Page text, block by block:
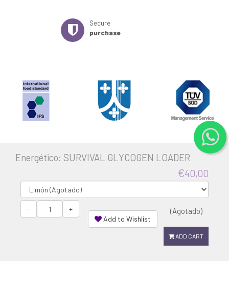
Energético: SURVIVAL GLYCOGEN LOADER
€40,00
- + (Agotado)
ADD CART
Add to Wishlist
Secure
purchase
Be the first one to know
Enter your email and we will notify you of promotions and